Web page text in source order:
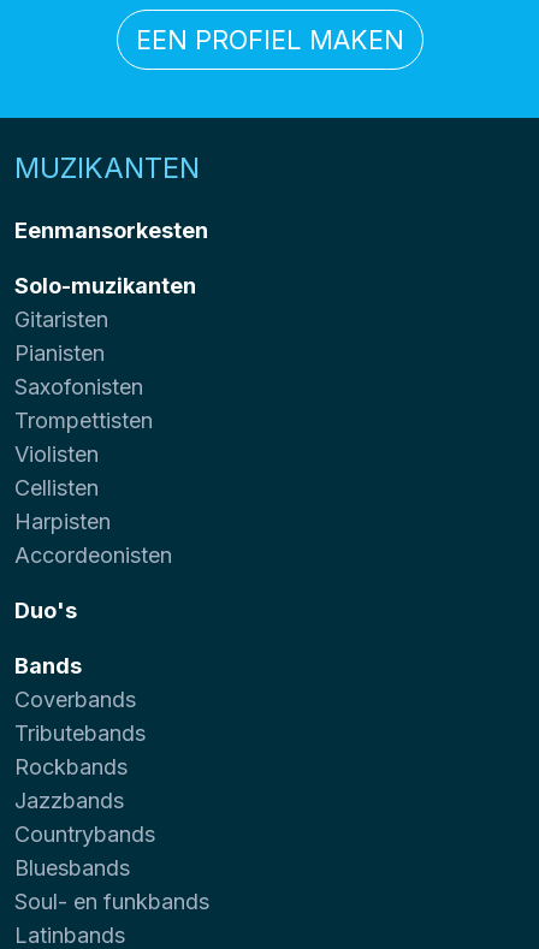
EEN PROFIEL MAKEN
MUZIKANTEN
Eenmansorkesten
Solo-muzikanten
Gitaristen
Pianisten
Saxofonisten
Trompettisten
Violisten
Cellisten
Harpisten
Accordeonisten
Duo's
Bands
Coverbands
Tributebands
Rockbands
Jazzbands
Countrybands
Bluesbands
Soul- en funkbands
Latinbands